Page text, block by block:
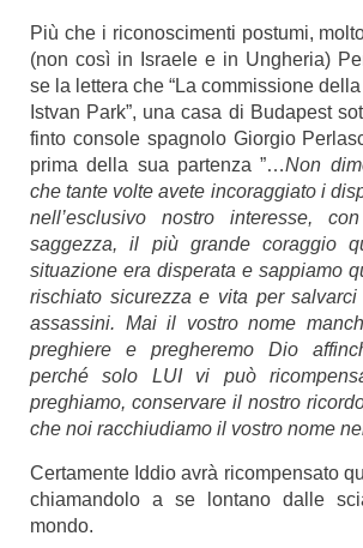
Più che i riconoscimenti postumi,
(non così in Israele e in Ungheria)
se la lettera che “La commissione
Istvan Park”, una casa di Budapest
finto console spagnolo Giorgio
prima della sua partenza ”…Non
che tante volte avete incoraggiato i
nell’esclusivo nostro interesse,
saggezza, il più grande coraggio
situazione era disperata e sappiamo
rischiato sicurezza e vita per
assassini. Mai il vostro nome
preghiere e pregheremo Dio
perché solo LUI vi può
preghiamo, conservare il nostro
che noi racchiudiamo il vostro nome
Certamente Iddio avrà ricompensato
chiamandolo a se lontano dalle
mondo.